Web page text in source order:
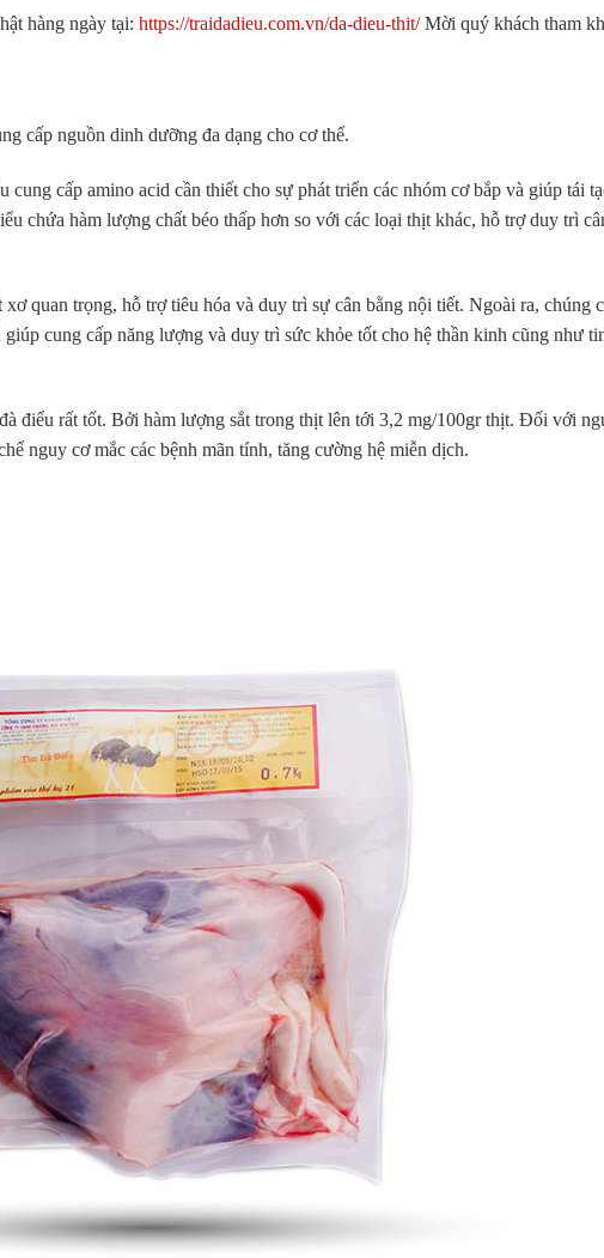
hàng ngày tại: https://traidadieu.com.vn/da-dieu-thit/Mời quý khách tham
cấp nguồn dinh dưỡng đa dạng cho cơ thể.
cấp amino acid cần thiết cho sự phát triển các nhóm cơ bắp và giúp tái
chứa hàm lượng chất béo thấp hơn so với các loại thịt khác, hỗ trợ duy trì
quan trọng, hỗ trợ tiêu hóa và duy trì sự cân bằng nội tiết. Ngoài ra, chúng
cung cấp năng lượng và duy trì sức khỏe tốt cho hệ thần kinh cũng như
điểu rất tốt. Bởi hàm lượng sắt trong thịt lên tới 3,2 mg/100gr thịt. Đối với
nguy cơ mắc các bệnh mãn tính, tăng cường hệ miễn dịch.